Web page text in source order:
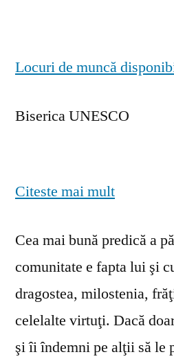
Locuri de muncă
Biserica UNESCO
Citeste mai mult
Cea mai bună predică a
comunitate e fapta lui şi
dragostea, milostenia,
celelalte virtuţi. Dacă
şi îi îndemni pe alţii să le